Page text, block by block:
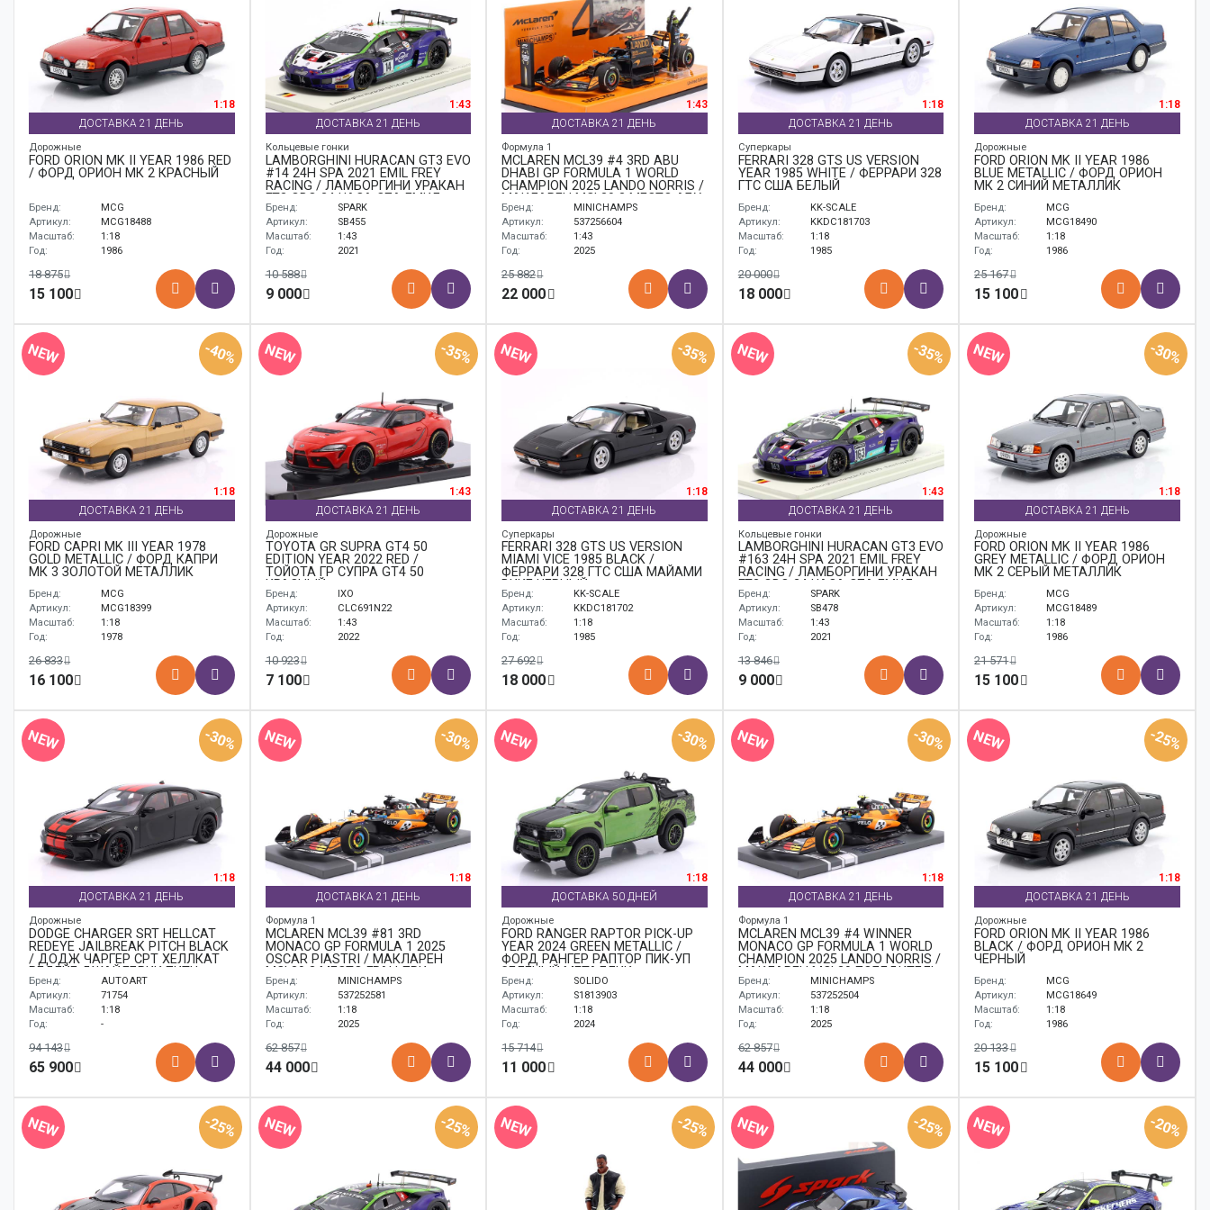
1:18
ДОСТАВКА 21 ДЕНЬ
Дорожные
FORD ORION MK II YEAR 1986 RED
/ ФОРД ОРИОН МК 2 КРАСНЫЙ
Бренд:
MCG
Артикул:
MCG18488
Масштаб:
1:18
Год:
1986
18 875
15 100
1:43
ДОСТАВКА 21 ДЕНЬ
Кольцевые гонки
LAMBORGHINI HURACÁN GT3 EVO
#14 24H SPA 2021 EMIL FREY
RACING / ЛАМБОРГИНИ УРАКАН
ГТ3 ЭВО 24 ЧАСА СПА ЕМИЛ
ФРЕЙ
Бренд:
SPARK
Артикул:
SB455
Масштаб:
1:43
Год:
2021
10 588
9 000
1:43
ДОСТАВКА 21 ДЕНЬ
Формула 1
MCLAREN MCL39 #4 3RD ABU
DHABI GP FORMULA 1 WORLD
CHAMPION 2025 LANDO NORRIS /
МАКЛАРЕН MCL39 3 МЕСТО АБУ-
ДАБИ ГРАН-ПРИ ФОРМУЛА-1
ЧЕМПИОН МИРА ЛАНДО НОРРИС
Бренд:
MINICHAMPS
Артикул:
537256604
Масштаб:
1:43
Год:
2025
25 882
22 000
1:18
ДОСТАВКА 21 ДЕНЬ
Суперкары
FERRARI 328 GTS US VERSION
YEAR 1985 WHITE / ФЕРРАРИ 328
ГТС США БЕЛЫЙ
Бренд:
KK-SCALE
Артикул:
KKDC181703
Масштаб:
1:18
Год:
1985
20 000
18 000
1:18
ДОСТАВКА 21 ДЕНЬ
Дорожные
FORD ORION MK II YEAR 1986
BLUE METALLIC / ФОРД ОРИОН
МК 2 СИНИЙ МЕТАЛЛИК
Бренд:
MCG
Артикул:
MCG18490
Масштаб:
1:18
Год:
1986
25 167
15 100
NEW -40%
1:18
ДОСТАВКА 21 ДЕНЬ
Дорожные
FORD CAPRI MK III YEAR 1978
GOLD METALLIC / ФОРД КАПРИ
МК 3 ЗОЛОТОЙ МЕТАЛЛИК
Бренд:
MCG
Артикул:
MCG18399
Масштаб:
1:18
Год:
1978
26 833
16 100
NEW -35%
1:43
ДОСТАВКА 21 ДЕНЬ
Дорожные
TOYOTA GR SUPRA GT4 50
EDITION YEAR 2022 RED /
ТОЙОТА ГР СУПРА GT4 50
КРАСНЫЙ
Бренд:
IXO
Артикул:
CLC691N22
Масштаб:
1:43
Год:
2022
10 923
7 100
NEW -35%
1:18
ДОСТАВКА 21 ДЕНЬ
Суперкары
FERRARI 328 GTS US VERSION
MIAMI VICE 1985 BLACK /
ФЕРРАРИ 328 ГТС США МАЙАМИ
ВИКЕ ЧЕРНЫЙ
Бренд:
KK-SCALE
Артикул:
KKDC181702
Масштаб:
1:18
Год:
1985
27 692
18 000
NEW -35%
1:43
ДОСТАВКА 21 ДЕНЬ
Кольцевые гонки
LAMBORGHINI HURACÁN GT3 EVO
#163 24H SPA 2021 EMIL FREY
RACING / ЛАМБОРГИНИ УРАКАН
ГТ3 ЭВО 24 ЧАСА СПА ЕМИЛ
ФРЕЙ
Бренд:
SPARK
Артикул:
SB478
Масштаб:
1:43
Год:
2021
13 846
9 000
NEW -30%
1:18
ДОСТАВКА 21 ДЕНЬ
Дорожные
FORD ORION MK II YEAR 1986
GREY METALLIC / ФОРД ОРИОН
МК 2 СЕРЫЙ МЕТАЛЛИК
Бренд:
MCG
Артикул:
MCG18489
Масштаб:
1:18
Год:
1986
21 571
15 100
NEW -30%
1:18
ДОСТАВКА 21 ДЕНЬ
Дорожные
DODGE CHARGER SRT HELLCAT
REDEYE JAILBREAK PITCH BLACK
/ ДОДЖ ЧАРГЕР СРТ ХЕЛЛКАТ
РЕДЕЙЕ ДЖАЙЛБРИК ПИТЧ
ЧЕРНЫЙ
Бренд:
AUTOART
Артикул:
71754
Масштаб:
1:18
Год:
-
94 143
65 900
NEW -30%
1:18
ДОСТАВКА 21 ДЕНЬ
Формула 1
MCLAREN MCL39 #81 3RD
MONACO GP FORMULA 1 2025
OSCAR PIASTRI / МАКЛАРЕН
MCL39 3 МЕСТО ГРАН-ПРИ
МОНАКО ФОРМУЛА-1 ОСКАР
ПИАСТРИ
Бренд:
MINICHAMPS
Артикул:
537252581
Масштаб:
1:18
Год:
2025
62 857
44 000
NEW -30%
1:18
ДОСТАВКА 50 ДНЕЙ
Дорожные
FORD RANGER RAPTOR PICK-UP
YEAR 2024 GREEN METALLIC /
ФОРД РАНГЕР РАПТОР ПИК-УП
ЗЕЛЕНЫЙ МЕТАЛЛИК
Бренд:
SOLIDO
Артикул:
S1813903
Масштаб:
1:18
Год:
2024
15 714
11 000
NEW -30%
1:18
ДОСТАВКА 21 ДЕНЬ
Формула 1
MCLAREN MCL39 #4 WINNER
MONACO GP FORMULA 1 WORLD
CHAMPION 2025 LANDO NORRIS /
МАКЛАРЕН MCL39 ПОБЕДИТЕЛЬ
ГРАН-ПРИ МОНАКО ФОРМУЛА-1
ЧЕМПИОН МИРА ЛАНДО НОРРИС
Бренд:
MINICHAMPS
Артикул:
537252504
Масштаб:
1:18
Год:
2025
62 857
44 000
NEW -25%
1:18
ДОСТАВКА 21 ДЕНЬ
Дорожные
FORD ORION MK II YEAR 1986
BLACK / ФОРД ОРИОН МК 2
ЧЕРНЫЙ
Бренд:
MCG
Артикул:
MCG18649
Масштаб:
1:18
Год:
1986
20 133
15 100
NEW -25% NEW -25% NEW -25% NEW -25% NEW -20%